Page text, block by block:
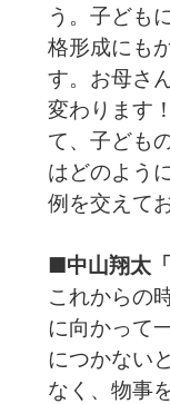
う。子ども
格形成にも
す。お母さ
変わります
て、子ども
はどのよう
例を交えて
■中山翔太
これからの
に向かって
につかない
なく、物事